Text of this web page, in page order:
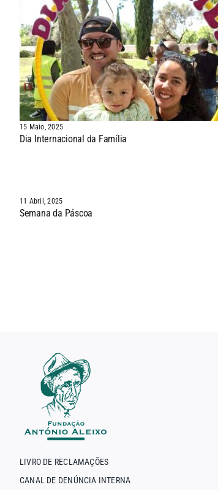
15 Maio, 2025
Dia Internacional da Família
11 Abril, 2025
Semana da Páscoa
LIVRO DE RECLAMAÇÕES
CANAL DE DENÚNCIA INTERNA